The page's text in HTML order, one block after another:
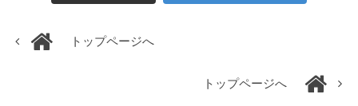
トップページへ
トップページへ